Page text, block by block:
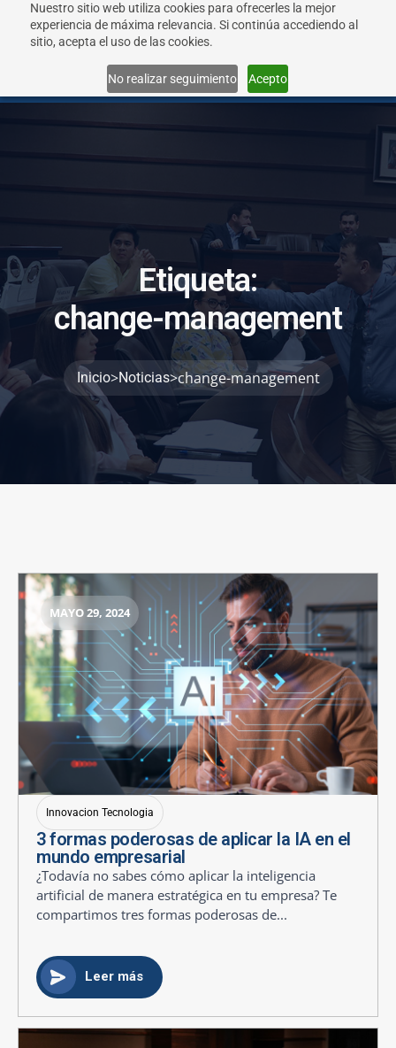
Nuestro sitio web utiliza cookies para ofrecerles la mejor
experiencia de máxima relevancia. Si continúa accediendo al
sitio, acepta el uso de las cookies.
No realizar seguimiento Acepto
Etiqueta:
change-management
Inicio>Noticias>change-management
MAYO 29, 2024
Innovacion Tecnologia
3 formas poderosas de aplicar la IA en el
mundo empresarial
¿Todavía no sabes cómo aplicar la inteligencia
artificial de manera estratégica en tu empresa? Te
compartimos tres formas poderosas de...
Leer más